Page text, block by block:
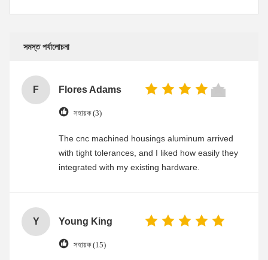
সমস্ত পর্যালোচনা
F Flores Adams
সহায়ক (3)
The cnc machined housings aluminum arrived
with tight tolerances, and I liked how easily they
integrated with my existing hardware.
Y Young King
সহায়ক (15)